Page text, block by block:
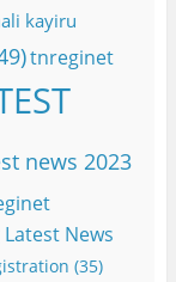
kayiru
tnreginet
news 2023
News
(35)